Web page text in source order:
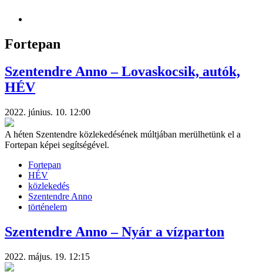
Fortepan
Szentendre Anno – Lovaskocsik, autók,
HÉV
2022. június. 10. 12:00
A héten Szentendre közlekedésének múltjában merülhetünk el a
Fortepan képei segítségével.
Fortepan
HÉV
közlekedés
Szentendre Anno
történelem
Szentendre Anno – Nyár a vízparton
2022. május. 19. 12:15